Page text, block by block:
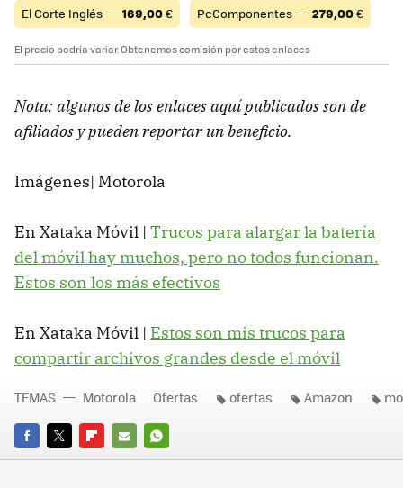
El Corte Inglés — 169,00€ PcComponentes — 279,00€
El precio podría variar. Obtenemos comisión por estos enlaces
Nota: algunos de los enlaces aquí publicados son de
afiliados y pueden reportar un beneficio.
Imágenes| Motorola
En Xataka Móvil | Trucos para alargar la batería
del móvil hay muchos, pero no todos funcionan.
Estos son los más efectivos
En Xataka Móvil | Estos son mis trucos para
compartir archivos grandes desde el móvil
FACEBOOK
TWITTERFLIPBOARD
E-
WHATSAPP
TEMAS Motorola Ofertas ofertas Amazon